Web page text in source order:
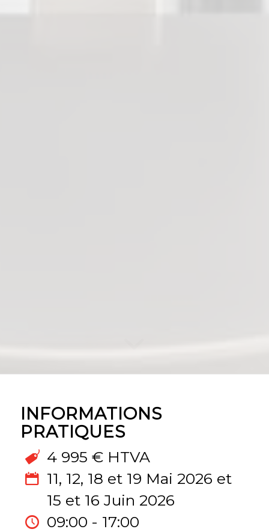
INFORMATIONS
PRATIQUES
4 995 € HTVA
11, 12, 18 et 19 Mai 2026 et
15 et 16 Juin 2026
09:00 - 17:00